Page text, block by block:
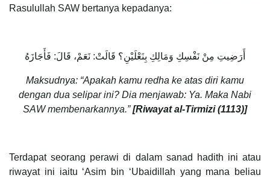
Rasulullah SAW bertanya kepadanya:
أَرَضِيتِ مِنْ نَفْسِكِ وَمَالِكِ بِنَعْلَيْنِ؟ قَالَتْ: نَعَمْ، قَالَ: فَأَجَازَهُ
Maksudnya: “Apakah kamu redha ke atas diri kamu
dengan dua selipar ini? Dia menjawab: Ya. Maka Nabi
SAW membenarkannya.”[Riwayat al-Tirmizi (1113)]
Terdapat seorang perawi di dalam sanad hadith ini atau
riwayat ini iaitu ‘Asim bin ‘Ubaidillah yang mana beliau